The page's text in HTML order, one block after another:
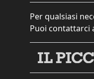
Per qualsiasi
Puoi contattarci